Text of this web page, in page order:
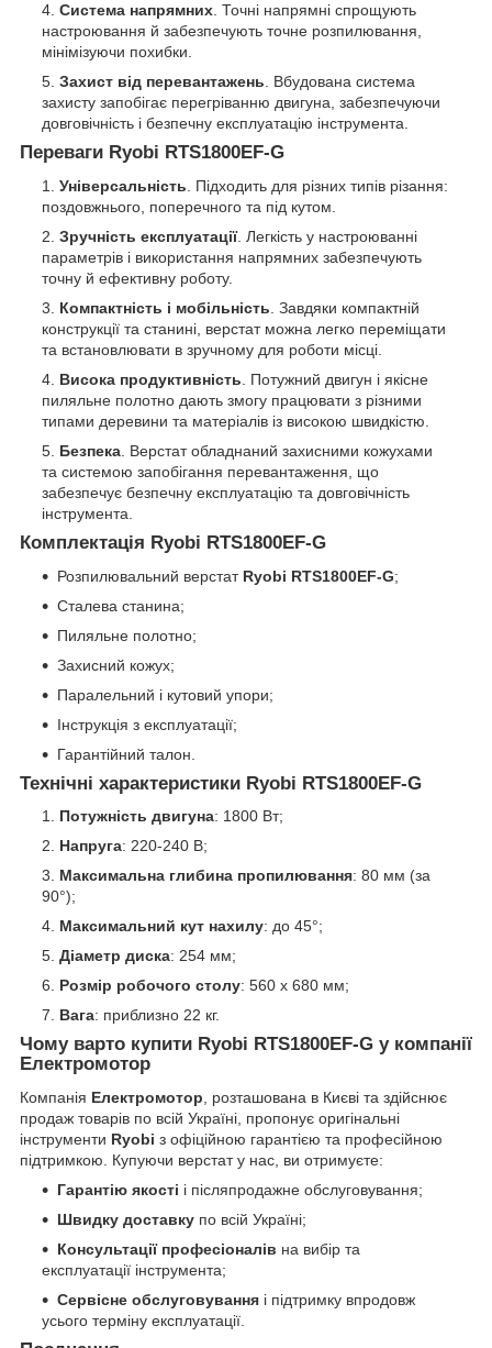
Система напрямних . Точні напрямні спрощують
настроювання й забезпечують точне розпилювання,
мінімізуючи похибки.
Захист від перевантажень . Вбудована система
захисту запобігає перегріванню двигуна, забезпечуючи
довговічність і безпечну експлуатацію інструмента.
Переваги Ryobi RTS1800EF-G
Універсальність . Підходить для різних типів різання:
поздовжнього, поперечного та під кутом.
Зручність експлуатації. Легкість у настроюванні
параметрів і використання напрямних забезпечують
точну й ефективну роботу.
Компактність і мобільність . Завдяки компактній
конструкції та станині, верстат можна легко переміщати
та встановлювати в зручному для роботи місці.
Висока продуктивність . Потужний двигун і якісне
пиляльне полотно дають змогу працювати з різними
типами деревини та матеріалів із високою швидкістю.
Безпека . Верстат обладнаний захисними кожухами
та системою запобігання перевантаження, що
забезпечує безпечну експлуатацію та довговічність
інструмента.
Комплектація Ryobi RTS1800EF-G
Розпилювальний верстат Ryobi RTS1800EF-G;
Сталева станина;
Пиляльне полотно;
Захисний кожух;
Паралельний і кутовий упори;
Інструкція з експлуатації;
Гарантійний талон.
Технічні характеристики Ryobi RTS1800EF-G
Потужність двигуна: 1800 Вт;
Напруга: 220-240 В;
Максимальна глибина пропилювання: 80 мм (за
90°);
Максимальний кут нахилу: до 45°;
Діаметр диска: 254 мм;
Розмір робочого столу: 560 x 680 мм;
Вага: приблизно 22 кг.
Чому варто купити Ryobi RTS1800EF-G у компанії
Електромотор
Компанія Електромотор , розташована в Києві та здійснює
продаж товарів по всій Україні, пропонує оригінальні
інструменти Ryobi з офіційною гарантією та професійною
підтримкою. Купуючи верстат у нас, ви отримуєте:
Гарантію якості і післяпродажне обслуговування;
Швидку доставку по всій Україні;
Консультації професіоналів на вибір та
експлуатації інструмента;
Сервісне обслуговування і підтримку впродовж
усього терміну експлуатації.